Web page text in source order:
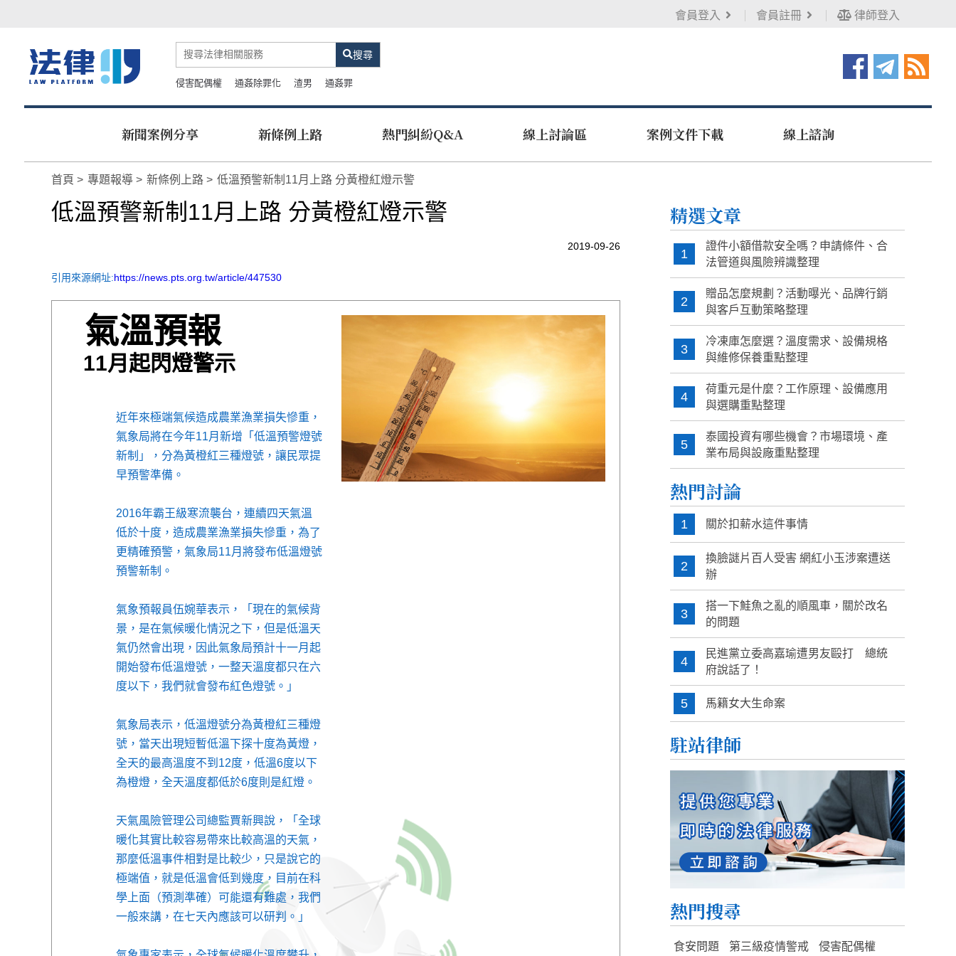
會員登入 會員註冊 律師登入
搜尋
侵害配偶權 通姦除罪化 渣男 通姦罪
新聞案例分享 新條例上路 熱門糾紛Q&A 線上討論區 案例文件下載 線上諮詢
首頁 專題報導 新條例上路 低溫預警新制11月上路 分黃橙紅燈示警
低溫預警新制11月上路 分黃橙紅燈示警
2019-09-26
引用來源網址:https://news.pts.org.tw/article/447530
氣溫預報
11月起閃燈警示
近年來極端氣候造成農業漁業損失慘重，
氣象局將在今年11月新增「低溫預警燈號
新制」，分為黃橙紅三種燈號，讓民眾提
早預警準備。
2016年霸王級寒流襲台，連續四天氣溫
低於十度，造成農業漁業損失慘重，為了
更精確預警，氣象局11月將發布低溫燈號
預警新制。
氣象預報員伍婉華表示，「現在的氣候背
景，是在氣候暖化情況之下，但是低溫天
氣仍然會出現，因此氣象局預計十一月起
開始發布低溫燈號，一整天溫度都只在六
度以下，我們就會發布紅色燈號。」
氣象局表示，低溫燈號分為黃橙紅三種燈
號，當天出現短暫低溫下探十度為黃燈，
全天的最高溫度不到12度，低溫6度以下
為橙燈，全天溫度都低於6度則是紅燈。
天氣風險管理公司總監賈新興說，「全球
暖化其實比較容易帶來比較高溫的天氣，
那麼低溫事件相對是比較少，只是說它的
極端值，就是低溫會低到幾度，目前在科
學上面（預測準確）可能還有難處，我們
一般來講，在七天內應該可以研判。」
精選文章
1
證件小額借款安全嗎？申請條件、合
法管道與風險辨識整理
2
贈品怎麼規劃？活動曝光、品牌行銷
與客戶互動策略整理
3
冷凍庫怎麼選？溫度需求、設備規格
與維修保養重點整理
4
荷重元是什麼？工作原理、設備應用
與選購重點整理
5
泰國投資有哪些機會？市場環境、產
業布局與設廠重點整理
熱門討論
1 關於扣薪水這件事情
2
換臉謎片百人受害 網紅小玉涉案遭送
辦
3
搭一下鮭魚之亂的順風車，關於改名
的問題
4
民進黨立委高嘉瑜遭男友毆打 總統
府說話了！
5 馬籍女大生命案
駐站律師
熱門搜尋
食安問題 第三級疫情警戒 侵害配偶權